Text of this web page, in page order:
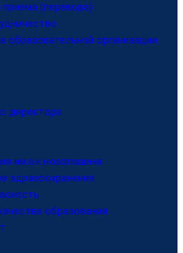
(перевода)
образовательной организации
директора
им.а.к.новопашина
здравоохранения
образования